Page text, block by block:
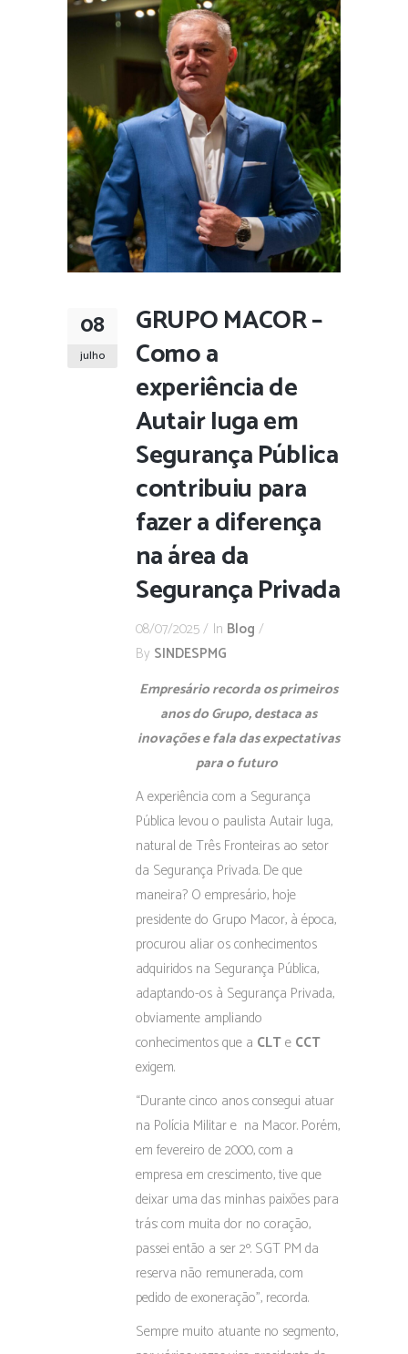
08
julho
GRUPO MACOR –
Como a
experiência de
Autair Iuga em
Segurança Pública
contribuiu para
fazer a diferença
na área da
Segurança Privada
08/07/2025 In Blog
By SINDESPMG
Empresário recorda os primeiros
anos do Grupo, destaca as
inovações e fala das expectativas
para o futuro
A experiência com a Segurança
Pública levou o paulista Autair Iuga,
natural de Três Fronteiras ao setor
da Segurança Privada. De que
maneira? O empresário, hoje
presidente do Grupo Macor, à época,
procurou aliar os conhecimentos
adquiridos na Segurança Pública,
adaptando-os à Segurança Privada,
obviamente ampliando
conhecimentos que a CLTe CCT
exigem.
“Durante cinco anos consegui atuar
na Polícia Militar e na Macor. Porém,
em fevereiro de 2000, com a
empresa em crescimento, tive que
deixar uma das minhas paixões para
trás: com muita dor no coração,
passei então a ser 2º. SGT PM da
reserva não remunerada, com
pedido de exoneração”, recorda.
Sempre muito atuante no segmento,